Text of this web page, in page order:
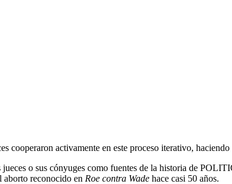
cooperaron activamente en este proceso iterativo,
o sus cónyuges como fuentes de la historia de
aborto reconocido en Roe contra Wade hace casi 50 años.